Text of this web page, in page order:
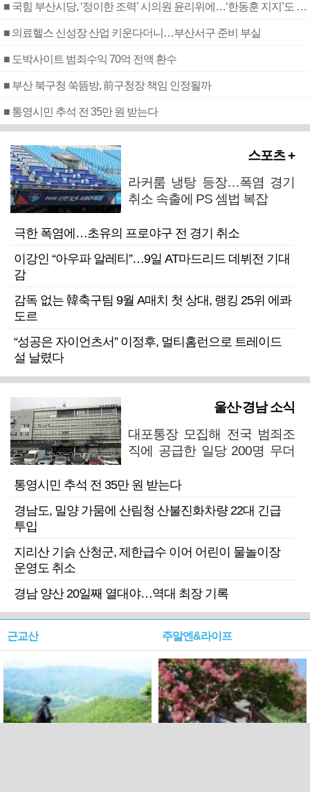
■ 국힘 부산시당, ‘정이한 조력’ 시의원 윤리위에…‘한동훈 지지’도 신고접수
■ 의료헬스 신성장 산업 키운다더니…부산서구 준비 부실
■ 도박사이트 범죄수익 70억 전액 환수
■ 부산 북구청 쑥뜸방, 前구청장 책임 인정될까
■ 통영시민 추석 전 35만 원 받는다
스포츠 +
라커룸 냉탕 등장…폭염 경기
취소 속출에 PS 셈법 복잡
극한 폭염에…초유의 프로야구 전 경기 취소
이강인 “아우파 알레티”…9일 AT마드리드 데뷔전 기대
감
감독 없는 韓축구팀 9월 A매치 첫 상대, 랭킹 25위 에콰
도르
“성공은 자이언츠서” 이정후, 멀티홈런으로 트레이드
설 날렸다
울산·경남 소식
대포통장 모집해 전국 범죄조
직에 공급한 일당 200명 무더
통영시민 추석 전 35만 원 받는다
경남도, 밀양 가뭄에 산림청 산불진화차량 22대 긴급
투입
지리산 기슭 산청군, 제한급수 이어 어린이 물놀이장
운영도 취소
경남 양산 20일째 열대야…역대 최장 기록
근교산 주말엔&라이프